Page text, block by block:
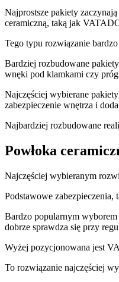
Najprostsze pakiety
ceramiczną, taką jak
Tego typu rozwiązanie
Bardziej rozbudowane
wnęki pod klamkami czy
Najczęściej wybierane
zabezpieczenie wnętrza i
Najbardziej rozbudowane
Powłoka
Najczęściej wybieranym
Podstawowe
Bardzo popularnym
dobrze sprawdza się przy
Wyżej pozycjonowana jest
To rozwiązanie najczęściej